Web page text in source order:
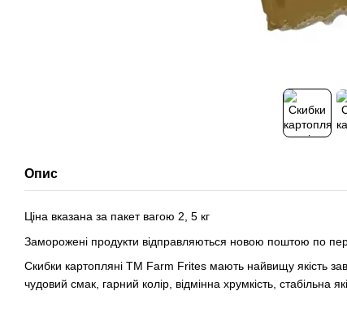
Опис
Ціна вказана за пакет вагою 2, 5 кг
Заморожені продукти відправляються новою поштою по
Скибки картопляні TM Farm Frites мають найвищу якість
чудовий смак, гарний колір, відмінна хрумкість, стабільна